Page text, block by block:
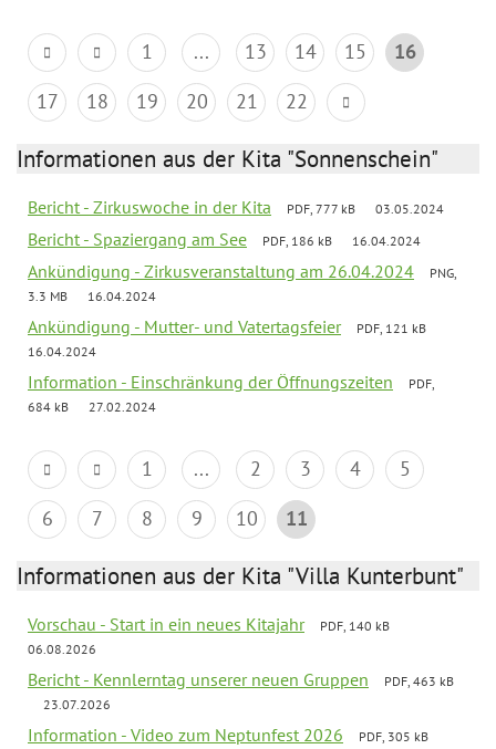
1 ... 13 14 15
16
17
18 19 20 21 22
Informationen aus der Kita "Sonnenschein"
Bericht - Zirkuswoche in der Kita PDF, 777 kB 03.05.2024
Bericht - Spaziergang am See PDF, 186 kB 16.04.2024
Ankündigung - Zirkusveranstaltung am 26.04.2024
PNG,
3.3 MB
16.04.2024
Ankündigung - Mutter- und Vatertagsfeier
PDF, 121 kB
16.04.2024
Information - Einschränkung der Öffnungszeiten
PDF,
684 kB
27.02.2024
1 ... 2 3 4
5
6
7 8 9 10 11
Informationen aus der Kita "Villa Kunterbunt"
Vorschau - Start in ein neues Kitajahr
PDF, 140 kB
06.08.2026
Bericht - Kennlerntag unserer neuen Gruppen
PDF, 463 kB
23.07.2026
Information - Video zum Neptunfest 2026 PDF, 305 kB